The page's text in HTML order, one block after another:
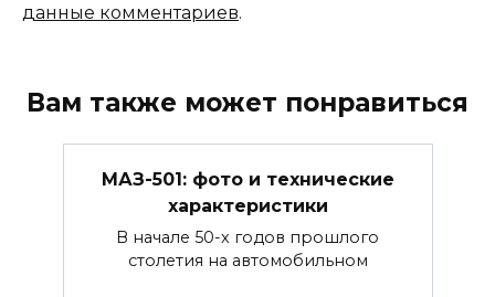
данные комментариев.
Вам также может понравиться
МАЗ-501: фото и технические
характеристики
В начале 50-х годов прошлого
столетия на автомобильном